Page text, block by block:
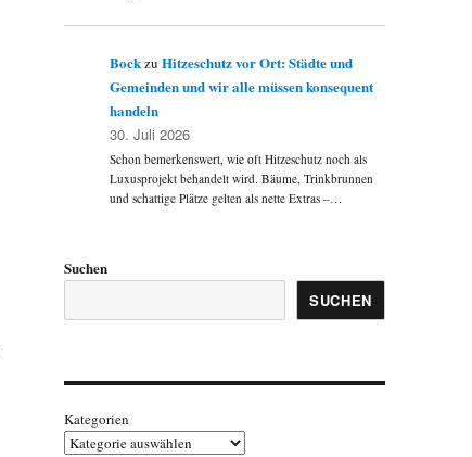
BockzuHitzeschutz vor Ort: Städte und
Gemeinden und wir alle müssen konsequent
handeln
30. Juli 2026
Schon bemerkenswert, wie oft Hitzeschutz noch als
Luxusprojekt behandelt wird. Bäume, Trinkbrunnen
und schattige Plätze gelten als nette Extras –…
Suchen
SUCHEN
Kategorien